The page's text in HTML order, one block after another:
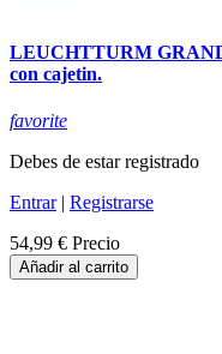
LEUCHTTURM
con cajetin.
favorite
Debes de estar registrado
Entrar| Registrarse
54,99 € Precio
Añadir al carrito